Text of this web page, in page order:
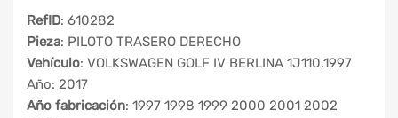
RefID: 610282
Pieza: PILOTO TRASERO DERECHO
Vehículo: VOLKSWAGEN GOLF IV BERLINA 1J110.1997
Año: 2017
Año fabricación: 1997 1998 1999 2000 2001 2002